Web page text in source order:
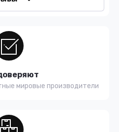
мировые производители